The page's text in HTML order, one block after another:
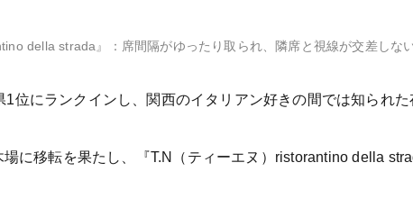
della strada』：席間隔がゆったり取られ、隣席と視線が交差しな
1位にランクインし、関西のイタリアン好きの間では知られた
に移転を果たし、『T.N（ティーエヌ）ristorantino della